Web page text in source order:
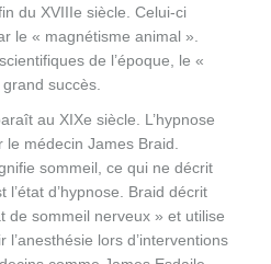
du XVIIIe siècle. Celui-ci
le « magnétisme animal ».
de l’époque, le «
succès.
au XIXe siècle. L’hypnose
médecin James Braid.
sommeil, ce qui ne décrit
l’état d’hypnose. Braid décrit
de sommeil nerveux » et utilise
lors d’interventions